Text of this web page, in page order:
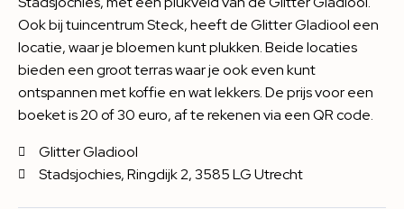
Ook bij tuincentrum Steck, heeft de Glitter Gladiool een
locatie, waar je bloemen kunt plukken. Beide locaties
bieden een groot terras waar je ook even kunt
ontspannen met koffie en wat lekkers. De prijs voor een
boeket is 20 of 30 euro, af te rekenen via een QR code.
Glitter Gladiool
Stadsjochies, Ringdijk 2, 3585 LG Utrecht